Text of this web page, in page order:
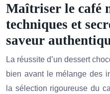
Maîtriser le café
techniques et
saveur
La réussite d’un dessert
bien avant le mélange des
la sélection rigoureuse du